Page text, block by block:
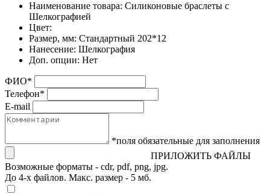
Наименование товара: Силиконовые браслеты с
Шелкографией
Цвет:
Размер, мм: Стандартный 202*12
Нанесение: Шелкография
Доп. опции: Нет
ФИО*
Телефон*
E-mail
*поля обязательные для заполнения
ПРИЛОЖИТЬ ФАЙЛЫ
Возможные форматы - cdr, pdf, png, jpg.
До 4-х файлов. Макс. размер - 5 мб.